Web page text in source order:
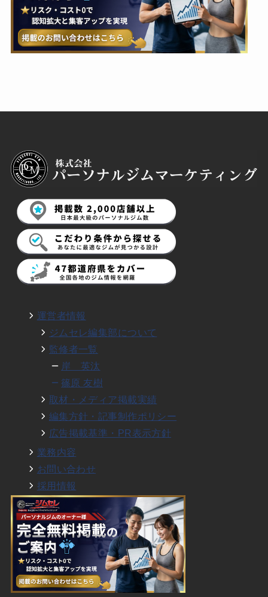
運営者情報
ジムセレ編集部について
監修者一覧
岸 英汰
篠原 友樹
取材・メディア掲載実績
編集方針・記事制作ポリシー
広告掲載基準・PR表示方針
業務内容
お問い合わせ
採用情報